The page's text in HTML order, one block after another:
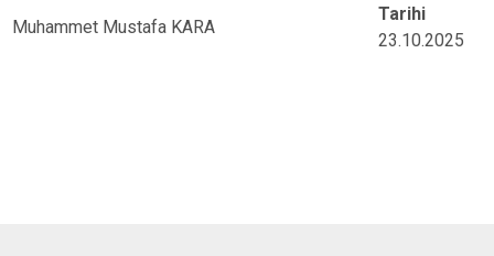
Muhammet Mustafa KARA
Tarihi
23.10.2025